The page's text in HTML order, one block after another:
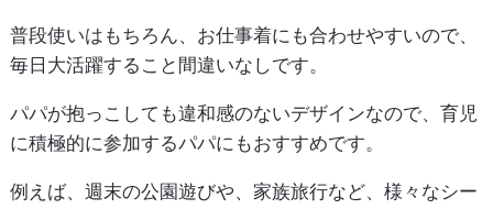
普段使いはもちろん、お仕事着にも合わせやすいので、
毎日大活躍すること間違いなしです。
パパが抱っこしても違和感のないデザインなので、育児
に積極的に参加するパパにもおすすめです。
例えば、週末の公園遊びや、家族旅行など、様々なシー